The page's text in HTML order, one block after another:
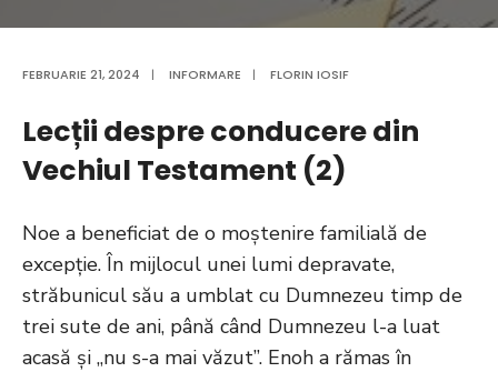
FEBRUARIE 21, 2024 | INFORMARE | FLORIN IOSIF
Lecții despre conducere din
Vechiul Testament (2)
Noe a beneficiat de o moștenire familială de
excepție. În mijlocul unei lumi depravate,
străbunicul său a umblat cu Dumnezeu timp de
trei sute de ani, până când Dumnezeu l-a luat
acasă și „nu s-a mai văzut”. Enoh a rămas în